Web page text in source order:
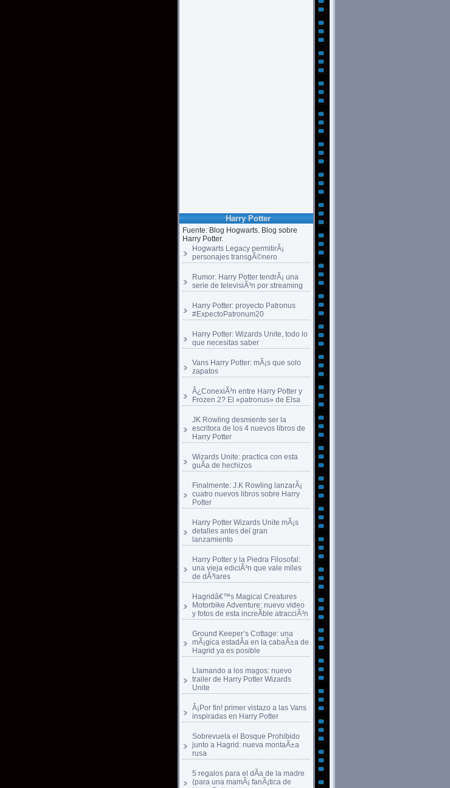
Harry Potter
Fuente: Blog Hogwarts. Blog sobre
Harry Potter.
Hogwarts Legacy permitirÃ¡
personajes transgÃ©nero
Rumor: Harry Potter tendrÃ¡ una
serie de televisiÃ³n por streaming
Harry Potter: proyecto Patronus
#ExpectoPatronum20
Harry Potter: Wizards Unite, todo lo
que necesitas saber
Vans Harry Potter: mÃ¡s que solo
zapatos
Â¿ConexiÃ³n entre Harry Potter y
Frozen 2? El «patronus» de Elsa
JK Rowling desmiente ser la
escritora de los 4 nuevos libros de
Harry Potter
Wizards Unite: practica con esta
guÃ­a de hechizos
Finalmente: J.K Rowling lanzarÃ¡
cuatro nuevos libros sobre Harry
Potter
Harry Potter Wizards Unite mÃ¡s
detalles antes del gran
lanzamiento
Harry Potter y la Piedra Filosofal:
una vieja ediciÃ³n que vale miles
de dÃ³lares
Hagridâ€™s Magical Creatures
Motorbike Adventure: nuevo video
y fotos de esta increÃ­ble atracciÃ³n
Ground Keeper’s Cottage: una
mÃ¡gica estadÃ­a en la cabaÃ±a de
Hagrid ya es posible
Llamando a los magos: nuevo
trailer de Harry Potter Wizards
Unite
Â¡Por fin! primer vistazo a las Vans
inspiradas en Harry Potter
Sobrevuela el Bosque Prohibido
junto a Hagrid: nueva montaÃ±a
rusa
5 regalos para el dÃ­a de la madre
(para una mamÃ¡ fanÃ¡tica de